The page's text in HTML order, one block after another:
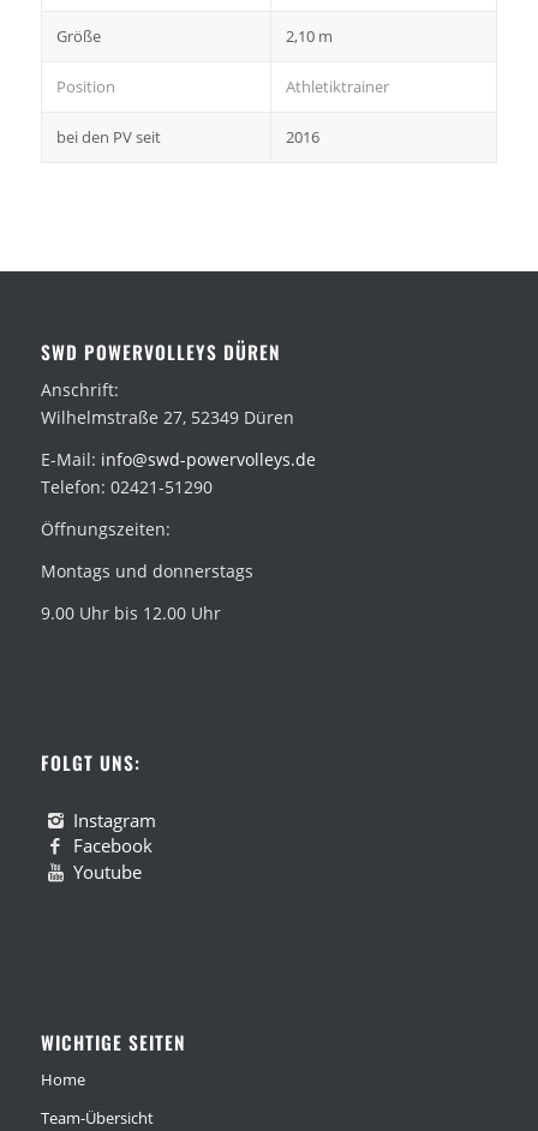
Größe 2,10 m
Position Athletiktrainer
bei den PV seit 2016
SWD POWERVOLLEYS DÜREN
Anschrift:
Wilhelmstraße 27, 52349 Düren
E-Mail: info@swd-powervolleys.de
Telefon: 02421-51290
Öffnungszeiten:
Montags und donnerstags
9.00 Uhr bis 12.00 Uhr
FOLGT UNS:
Instagram
Facebook
Youtube
WICHTIGE SEITEN
Home
Team-Übersicht